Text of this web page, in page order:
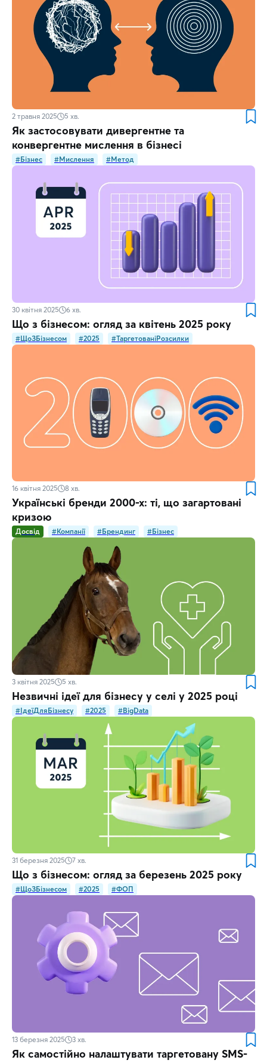
2 травня 2025 5 хв.
Як застосовувати дивергентне та
конвергентне мислення в бізнесі
#Бізнес #Мислення #Метод
30 квітня 2025 6 хв.
Що з бізнесом: огляд за квітень 2025 року
#ЩоЗБізнесом #2025 #ТаргетованіРозсилки
16 квітня 2025 8 хв.
Українські бренди 2000-х: ті, що загартовані
кризою
Досвід #Компанії #Брендинг #Бізнес
3 квітня 2025 5 хв.
Незвичні ідеї для бізнесу у селі у 2025 році
#ІдеїДляБізнесу #2025 #BigData
31 березня 2025 7 хв.
Що з бізнесом: огляд за березень 2025 року
#ЩоЗБізнесом #2025 #ФОП
13 березня 2025 3 хв.
Як самостійно налаштувати таргетовану SMS-